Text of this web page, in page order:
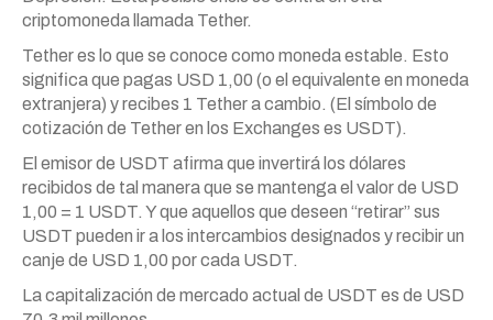
criptomoneda llamada Tether.
Tether es lo que se conoce como moneda estable. Esto
significa que pagas USD 1,00 (o el equivalente en moneda
extranjera) y recibes 1 Tether a cambio. (El símbolo de
cotización de Tether en los Exchanges es USDT).
El emisor de USDT afirma que invertirá los dólares
recibidos de tal manera que se mantenga el valor de USD
1,00 = 1 USDT. Y que aquellos que deseen “retirar” sus
USDT pueden ir a los intercambios designados y recibir un
canje de USD 1,00 por cada USDT.
La capitalización de mercado actual de USDT es de USD